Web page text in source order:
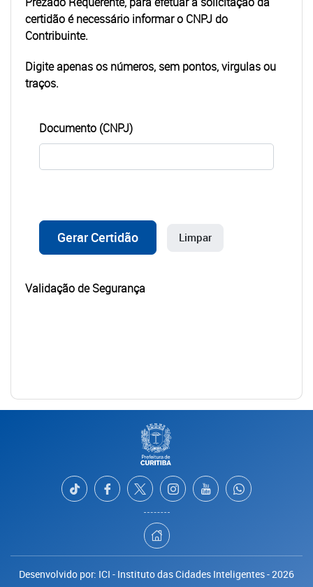
certidão é necessário informar o CNPJ do
Contribuinte.
Digite apenas os números, sem pontos, virgulas ou
traços.
Documento (CNPJ)
Gerar Certidão Limpar
Validação de Segurança
Desenvolvido por: ICI - Instituto das Cidades Inteligentes - 2026